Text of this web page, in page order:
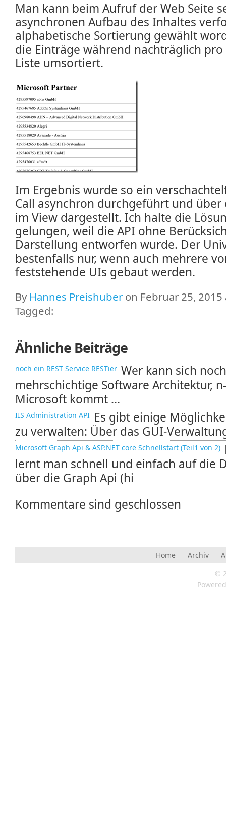
Man kann beim Aufruf der Web Seite
asynchronen Aufbau des Inhaltes
alphabetische Sortierung gewählt
die Einträge während nachträglich
Liste umsortiert.
Im Ergebnis wurde so ein
Call asynchron durchgeführt und
im View dargestellt. Ich halte die
gelungen, weil die API ohne
Darstellung entworfen wurde. Der
bestenfalls nur, wenn auch mehrere
feststehende UIs gebaut werden.
By Hannes Preishuber on Februar 25, 2015
Tagged:
Ähnliche Beiträge
noch ein REST Service RESTier Wer kann sich
mehrschichtige Software Architektur,
Microsoft kommt ...
IIS Administration API Es gibt einige
zu verwalten: Über das GUI-
Microsoft Graph Api & ASP.NET core Schnellstart (Teil1 von 2)
lernt man schnell und einfach auf die
über die Graph Api (hi
Kommentare sind geschlossen
Home Archiv
©